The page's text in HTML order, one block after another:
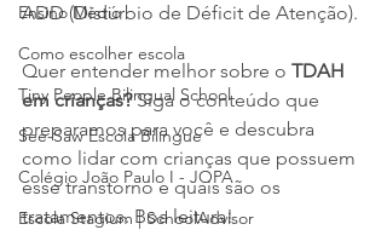
Ensino Médio
Como escolher escola
Tiny People Bilingual School
See-Saw Escola Bilíngue
Colégio João Paulo I - JOPA
Escola Stagium | SchoolAdvisor
ADD (Distúrbio de Déficit de Atenção).
Quer entender melhor sobre o TDAH
em crianças? Siga o conteúdo que
preparamos para você e descubra
como lidar com crianças que possuem
esse transtorno e quais são os
tratamentos. Boa leitura!